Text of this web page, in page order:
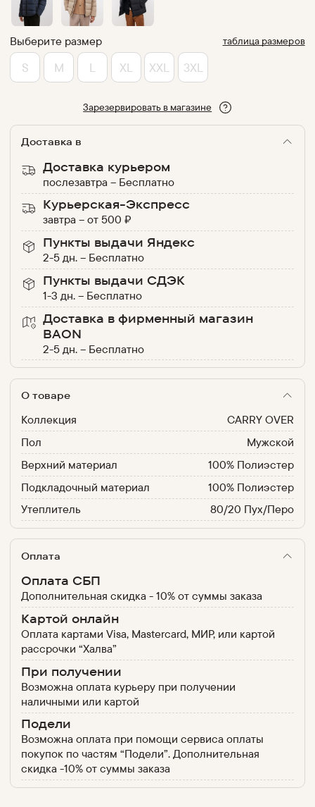
Выберите размер таблица размеров
S M L XL XXL 3XL
Зарезервировать в магазине
Доставка в
Доставка курьером
послезавтра – Бесплатно
Курьерская-Экспресс
завтра –от500 ₽
Пункты выдачи Яндекс
2-5 дн. – Бесплатно
Пункты выдачи СДЭК
1-3 дн. – Бесплатно
Доставка в фирменный магазин
BAON
2-5 дн. – Бесплатно
О товаре
Коллекция
CARRY OVER
Пол
Мужской
Верхний материал
100% Полиэстер
Подкладочный материал
100% Полиэстер
Утеплитель
80/20 Пух/Перо
Оплата
Оплата СБП
Дополнительная скидка - 10% от суммы заказа
Картой онлайн
Оплата картами Visa, Mastercard, МИР, или картой
рассрочки “Халва”
При получении
Возможна оплата курьеру при получении
наличными или картой
Подели
Возможна оплата при помощи сервиса оплаты
покупок по частям “Подели”. Дополнительная
скидка -10% от суммы заказа